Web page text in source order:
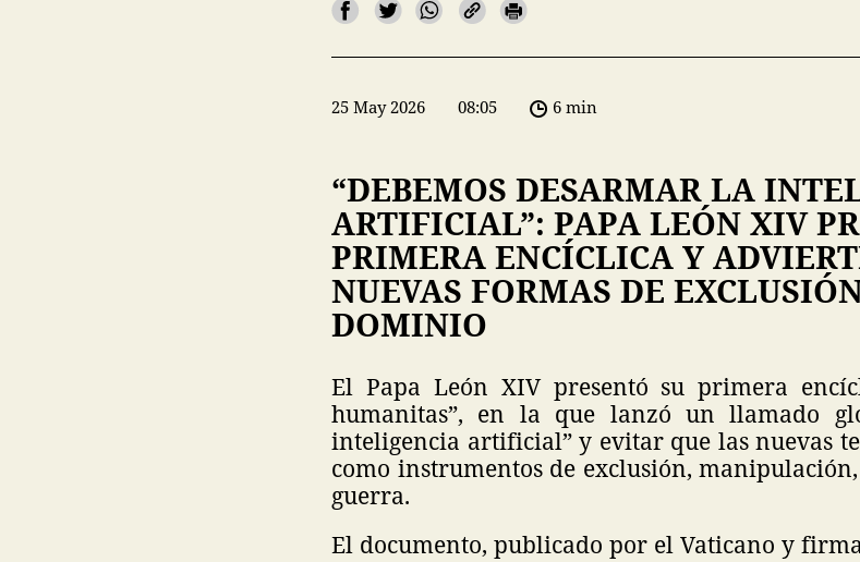
25 May 2026 08:05 6 min
“DEBEMOS DESARMAR LA
ARTIFICIAL”: PAPA LEÓN XIV
PRIMERA ENCÍCLICA Y
NUEVAS FORMAS DE
DOMINIO
El Papa León XIV presentó su primera
humanitas”, en la que lanzó un llamado
inteligencia artificial” y evitar que las nuevas
como instrumentos de exclusión,
guerra.
El documento, publicado por el Vaticano y